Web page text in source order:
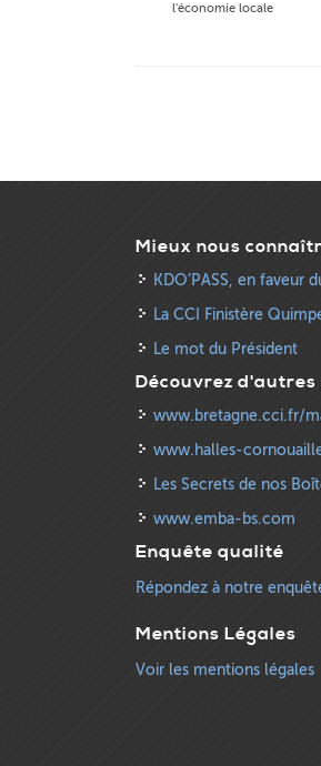
l'économie locale
Mieux nous
KDO’PASS, en faveur
La CCI Finistère
Le mot du Président
Découvrez d'autres
www.bretagne.cci.fr/
www.halles-
Les Secrets de nos
www.emba-bs.com
Enquête qualité
Répondez à notre
Mentions Légales
Voir les mentions légales